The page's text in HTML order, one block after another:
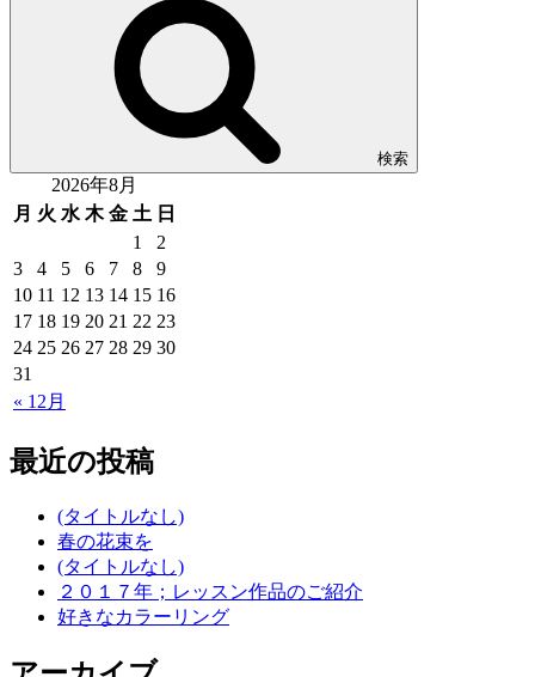
検索
2026年8月
月 火 水 木 金 土 日
« 12月
1
2
3
4 5 6 7 8
9
10 11 12 13 14 15 16
17 18 19 20 21 22 23
24 25 26 27 28 29 30
31
最近の投稿
(タイトルなし)
春の花束を
(タイトルなし)
２０１７年；レッスン作品のご紹介
好きなカラーリング